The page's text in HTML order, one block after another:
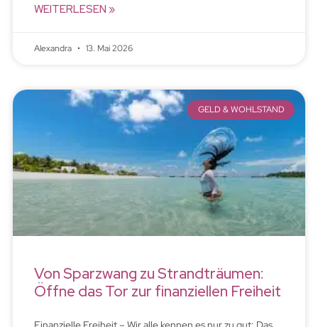
WEITERLESEN »
Alexandra 13. Mai 2026
GELD & WOHLSTAND
Von Sparzwang zu Strandträumen:
Öffne das Tor zur finanziellen Freiheit